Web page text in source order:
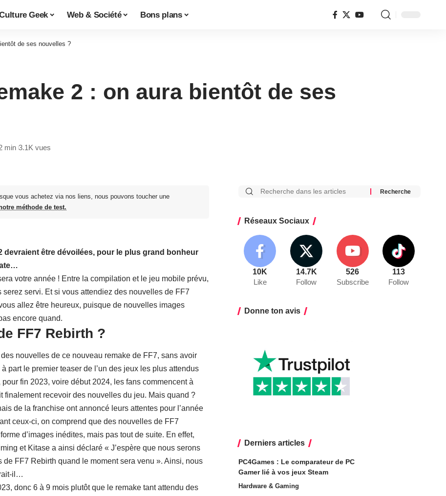
Geek Web & Société Bons plans
de ses nouvelles ?
2 : on aura bientôt de ses
min 3.1K vues
vous achetez via nos liens, nous pouvons toucher une
méthode de test.
devraient être dévoilées, pour le plus grand bonheur
votre année ! Entre la compilation et le jeu mobile prévu,
servi. Et si vous attendiez des nouvelles de FF7
allez être heureux, puisque de nouvelles images
encore quand.
FF7 Rebirth ?
nouvelles de ce nouveau remake de FF7, sans avoir
part le premier teaser de l’un des jeux les plus attendus
fin 2023, voire début 2024, les fans commencent à
recevoir des nouvelles du jeu. Mais quand ?
de la franchise ont annoncé leurs attentes pour l’année
ceux-ci, on comprend que des nouvelles de FF7
d’images inédites, mais pas tout de suite. En effet,
et Kitase a ainsi déclaré « J’espère que nous serons
FF7 Rebirth quand le moment sera venu ». Ainsi, nous
il…
donc 6 à 9 mois plutôt que le remake tant attendu des
Réseaux Sociaux
10K
Like
14.7K
Follow
526
Subscribe
113
Follow
Donne ton avis
Derniers articles
PC4Games : Le comparateur de PC
Gamer lié à vos jeux Steam
Hardware & Gaming